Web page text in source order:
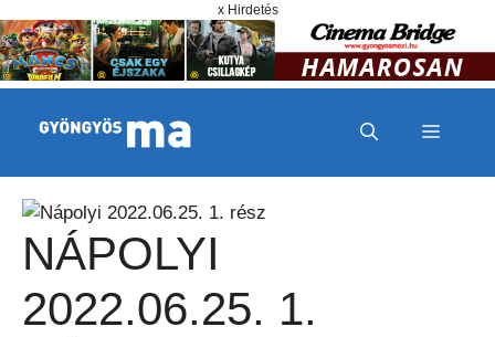
x Hirdetés
MENÜ
NÁPOLYI
2022.06.25. 1.